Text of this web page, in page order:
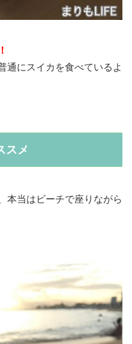
！
通にスイカを食べているよ
スメ
本当はビーチで座りながら